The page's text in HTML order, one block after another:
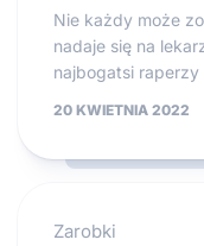
Nie każdy może
nadaje się na
najbogatsi raperzy
20 KWIETNIA 2022
Zarobki